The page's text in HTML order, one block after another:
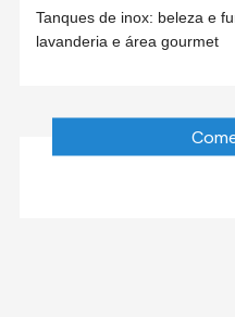
Tanques de inox: beleza e
lavanderia e área gourmet